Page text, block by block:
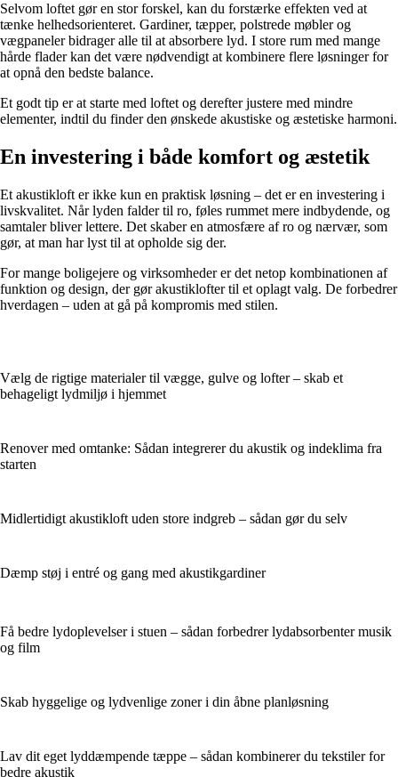
Selvom loftet gør en stor forskel, kan du forstærke effekten ved at
tænke helhedsorienteret. Gardiner, tæpper, polstrede møbler og
vægpaneler bidrager alle til at absorbere lyd. I store rum med mange
hårde flader kan det være nødvendigt at kombinere flere løsninger for
at opnå den bedste balance.
Et godt tip er at starte med loftet og derefter justere med mindre
elementer, indtil du finder den ønskede akustiske og æstetiske harmoni.
En investering i både komfort og æstetik
Et akustikloft er ikke kun en praktisk løsning – det er en investering i
livskvalitet. Når lyden falder til ro, føles rummet mere indbydende, og
samtaler bliver lettere. Det skaber en atmosfære af ro og nærvær, som
gør, at man har lyst til at opholde sig der.
For mange boligejere og virksomheder er det netop kombinationen af
funktion og design, der gør akustiklofter til et oplagt valg. De forbedrer
hverdagen – uden at gå på kompromis med stilen.
Vælg de rigtige materialer til vægge, gulve og lofter – skab et
behageligt lydmiljø i hjemmet
Renover med omtanke: Sådan integrerer du akustik og indeklima fra
starten
Midlertidigt akustikloft uden store indgreb – sådan gør du selv
Dæmp støj i entré og gang med akustikgardiner
Få bedre lydoplevelser i stuen – sådan forbedrer lydabsorbenter musik
og film
Skab hyggelige og lydvenlige zoner i din åbne planløsning
Lav dit eget lyddæmpende tæppe – sådan kombinerer du tekstiler for
bedre akustik